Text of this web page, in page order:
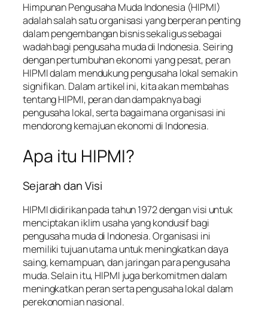
Himpunan Pengusaha Muda Indonesia (HIPMI)
adalah salah satu organisasi yang berperan penting
dalam pengembangan bisnis sekaligus sebagai
wadah bagi pengusaha muda di Indonesia. Seiring
dengan pertumbuhan ekonomi yang pesat, peran
HIPMI dalam mendukung pengusaha lokal semakin
signifikan. Dalam artikel ini, kita akan membahas
tentang HIPMI, peran dan dampaknya bagi
pengusaha lokal, serta bagaimana organisasi ini
mendorong kemajuan ekonomi di Indonesia.
Apa itu HIPMI?
Sejarah dan Visi
HIPMI didirikan pada tahun 1972 dengan visi untuk
menciptakan iklim usaha yang kondusif bagi
pengusaha muda di Indonesia. Organisasi ini
memiliki tujuan utama untuk meningkatkan daya
saing, kemampuan, dan jaringan para pengusaha
muda. Selain itu, HIPMI juga berkomitmen dalam
meningkatkan peran serta pengusaha lokal dalam
perekonomian nasional.